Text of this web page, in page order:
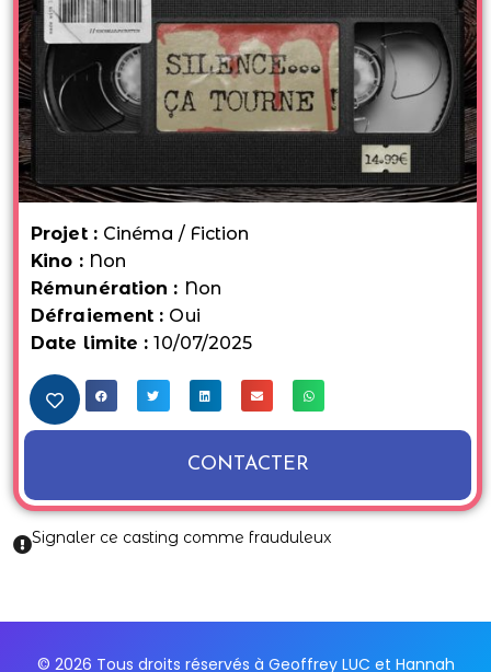
Projet : Cinéma / Fiction
Kino : Non
Rémunération : Non
Défraiement : Oui
Date limite :10/07/2025
CONTACTER
Signaler ce casting comme frauduleux
© 2026 Tous droits réservés à Geoffrey LUC et Hannah